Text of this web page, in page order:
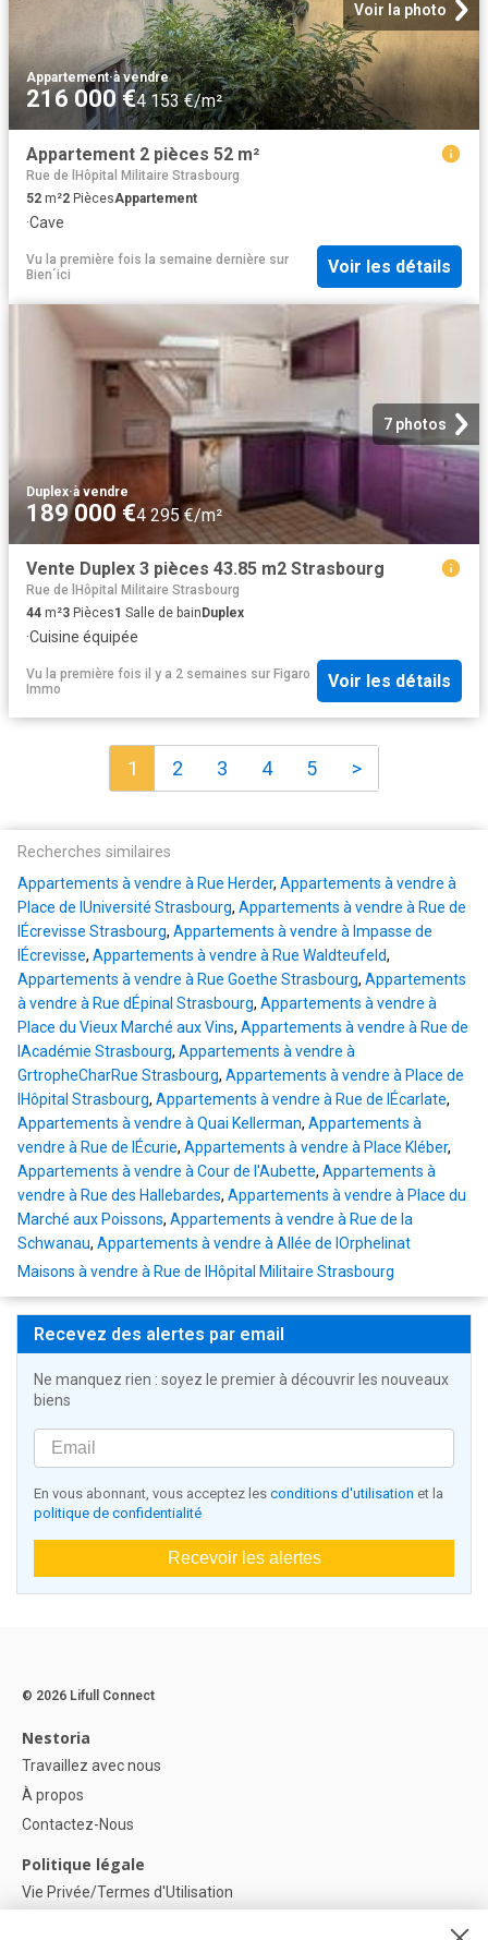
Voir la photo
Appartement·à vendre
216 000 €4 153 €/m²
Appartement 2 pièces 52 m²
Rue de lHôpital Militaire Strasbourg
52 m²2 PiècesAppartement
·Cave
Vu la première fois la semaine dernière sur
Bien´ici
Voir les détails
7 photos
Duplex·à vendre
189 000 €4 295 €/m²
Vente Duplex 3 pièces 43.85 m2 Strasbourg
Rue de lHôpital Militaire Strasbourg
44 m²3 Pièces1 Salle de bainDuplex
·Cuisine équipée
Vu la première fois il y a 2 semaines sur Figaro
Immo
Voir les détails
1 2 3 4 5 >
Recherches similaires
Appartements à vendre à Rue Herder, Appartements à vendre à
Place de lUniversité Strasbourg, Appartements à vendre à Rue de
lÉcrevisse Strasbourg, Appartements à vendre à Impasse de
lÉcrevisse, Appartements à vendre à Rue Waldteufeld,
Appartements à vendre à Rue Goethe Strasbourg, Appartements
à vendre à Rue dÉpinal Strasbourg, Appartements à vendre à
Place du Vieux Marché aux Vins, Appartements à vendre à Rue de
lAcadémie Strasbourg, Appartements à vendre à
GrtropheCharRue Strasbourg, Appartements à vendre à Place de
lHôpital Strasbourg, Appartements à vendre à Rue de lÉcarlate,
Appartements à vendre à Quai Kellerman, Appartements à
vendre à Rue de lÉcurie, Appartements à vendre à Place Kléber,
Appartements à vendre à Cour de l'Aubette, Appartements à
vendre à Rue des Hallebardes, Appartements à vendre à Place du
Marché aux Poissons, Appartements à vendre à Rue de la
Schwanau, Appartements à vendre à Allée de lOrphelinat
Maisons à vendre à Rue de lHôpital Militaire Strasbourg
Recevez des alertes par email
Ne manquez rien : soyez le premier à découvrir les nouveaux
biens
En vous abonnant, vous acceptez les conditions d'utilisation et la
politique de confidentialité
Recevoir les alertes
© 2026 Lifull Connect
Nestoria
Travaillez avec nous
À propos
Contactez-Nous
Politique légale
Vie Privée/Termes d'Utilisation